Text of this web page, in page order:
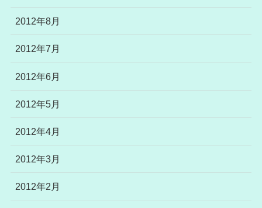
2012年8月
2012年7月
2012年6月
2012年5月
2012年4月
2012年3月
2012年2月